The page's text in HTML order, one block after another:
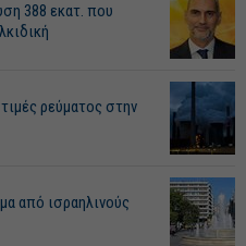
388 εκατ. που
ρεύματος στην
από ισραηλινούς